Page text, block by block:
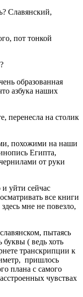
Славянский,
пот тонкой
образованная
азбука наших
перенесла на столик
похожими на наши
Египта,
от руки
уйти сейчас
все книги
мне не повезло,
пытаясь
буквы ( ведь хоть
транскрипции к
пришлось
плана с самого
чувствах